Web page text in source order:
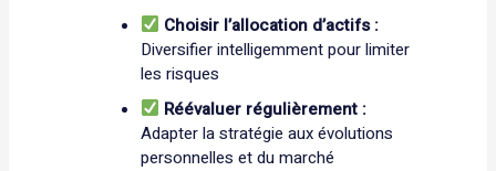
Choisir l’allocation d’actifs :
Diversifier intelligemment pour limiter
les risques
Réévaluer régulièrement :
Adapter la stratégie aux évolutions
personnelles et du marché